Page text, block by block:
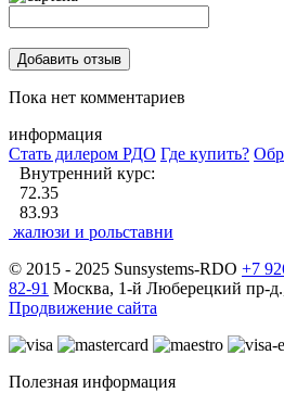
Пока нет комментариев
информация
Стать дилером РДО Где купить?
Внутренний курс:
72.35
83.93
жалюзи и рольставни
© 2015 - 2025 Sunsystems-RDO +7
82-91 Москва, 1-й Люберецкий пр-
Продвижение сайта
Полезная информация